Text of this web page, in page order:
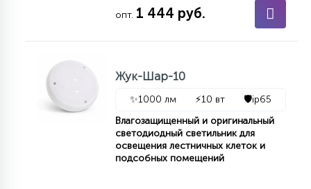
опт. 1 444 руб.
Жук-Шар-10
✨1000 лм ⚡10 вт 🛡️ip65
Влагозащищенный и оригинальный
светодиодный светильник для
освещения лестничных клеток и
подсобных помещений